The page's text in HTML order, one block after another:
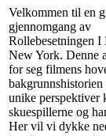
Velkommen til en
gjennomgang av
Rollebesetningen
New York. Denne
for seg filmens
bakgrunnshistorien
unike perspektiver
skuespillerne og
Her vil vi dykke